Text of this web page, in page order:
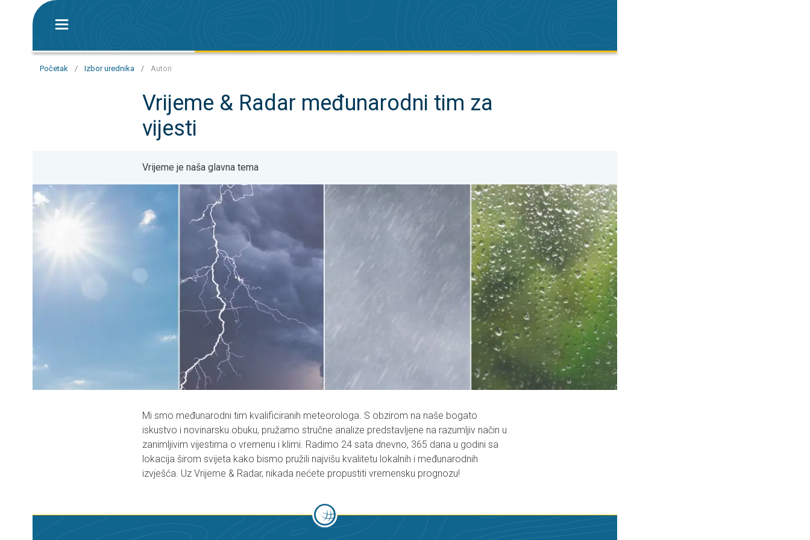
Početak / Izbor urednika / Autori
Vrijeme & Radar međunarodni tim za
vijesti
Vrijeme je naša glavna tema
Mi smo međunarodni tim kvalificiranih meteorologa. S obzirom na naše bogato
iskustvo i novinarsku obuku, pružamo stručne analize predstavljene na razumljiv način u
zanimljivim vijestima o vremenu i klimi. Radimo 24 sata dnevno, 365 dana u godini sa
lokacija širom svijeta kako bismo pružili najvišu kvalitetu lokalnih i međunarodnih
izvješća. Uz Vrijeme & Radar, nikada nećete propustiti vremensku prognozu!